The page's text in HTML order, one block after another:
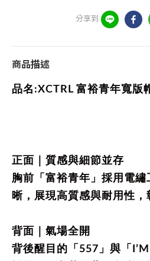
分享到
商品描述
品名:XCTRL 富裕青年寬版
正面｜質感與細節並存
胸前「富裕青年」採用電
晰，展現高質感與耐用性，
背面｜氣場全開
背後醒目的「557」與「